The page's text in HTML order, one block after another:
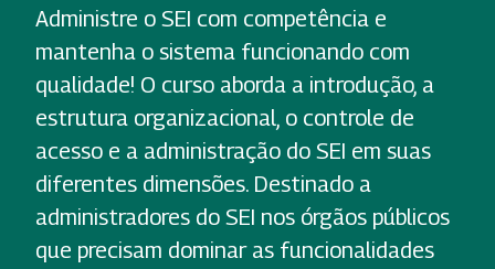
Administre o SEI com competência e
mantenha o sistema funcionando com
qualidade! O curso aborda a introdução, a
estrutura organizacional, o controle de
acesso e a administração do SEI em suas
diferentes dimensões. Destinado a
administradores do SEI nos órgãos públicos
que precisam dominar as funcionalidades